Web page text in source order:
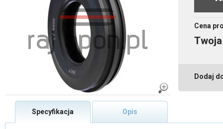
Cena
Dodaj
Specyfikacja Opis